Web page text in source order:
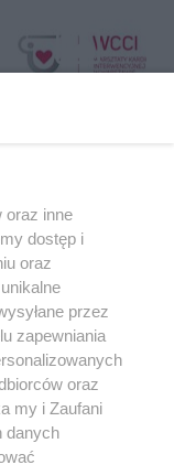
być powielany i
w jakikolwiek sposób
jakimkolwiek polu
w
Jakiekolwiek użycie
z naruszeniem
pod groźbą kary i
oraz inne
dostęp i
oraz
przez
zapewniania
oraz
my i Zaufani
danych